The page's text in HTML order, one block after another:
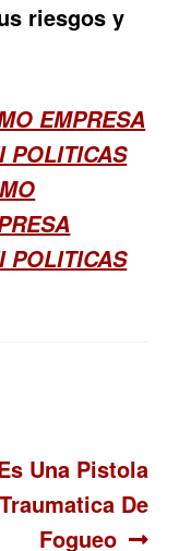
riesgos y
EMPRESA
POLITICAS
POLITICAS
Una Pistola
Traumatica De
Fogueo